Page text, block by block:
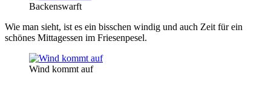
Backenswarft
Wie man sieht, ist es ein bisschen windig und auch Zeit für ein
schönes Mittagessen im Friesenpesel.
Wind kommt auf